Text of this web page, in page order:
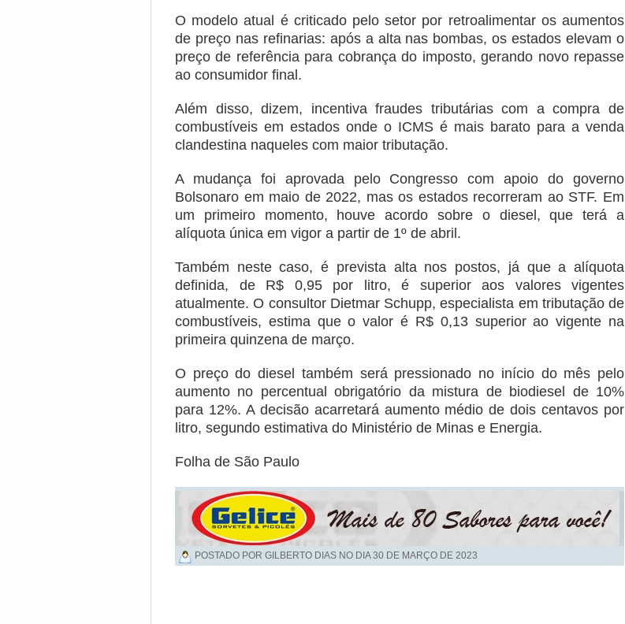
O modelo atual é criticado pelo setor por retroalimentar os aumentos
de preço nas refinarias: após a alta nas bombas, os estados elevam o
preço de referência para cobrança do imposto, gerando novo repasse
ao consumidor final.
Além disso, dizem, incentiva fraudes tributárias com a compra de
combustíveis em estados onde o ICMS é mais barato para a venda
clandestina naqueles com maior tributação.
A mudança foi aprovada pelo Congresso com apoio do governo
Bolsonaro em maio de 2022, mas os estados recorreram ao STF. Em
um primeiro momento, houve acordo sobre o diesel, que terá a
alíquota única em vigor a partir de 1º de abril.
Também neste caso, é prevista alta nos postos, já que a alíquota
definida, de R$ 0,95 por litro, é superior aos valores vigentes
atualmente. O consultor Dietmar Schupp, especialista em tributação de
combustíveis, estima que o valor é R$ 0,13 superior ao vigente na
primeira quinzena de março.
O preço do diesel também será pressionado no início do mês pelo
aumento no percentual obrigatório da mistura de biodiesel de 10%
para 12%. A decisão acarretará aumento médio de dois centavos por
litro, segundo estimativa do Ministério de Minas e Energia.
Folha de São Paulo
POSTADO POR GILBERTO DIAS NO DIA30 DE MARÇO DE 2023